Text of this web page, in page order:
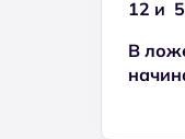
12 и
В